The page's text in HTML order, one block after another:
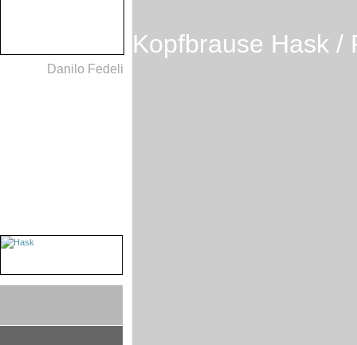
Danilo Fedeli
Kopfbrause Hask /